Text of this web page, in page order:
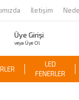
İletişim
Üye Girişi
veya Üye Ol
LED
FENERLER